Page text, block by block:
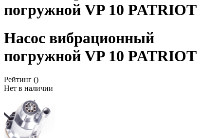
погружной VP 10 PATRIOT
Насос вибрационный
погружной VP 10 PATRIOT
Рейтинг ()
Нет в наличии